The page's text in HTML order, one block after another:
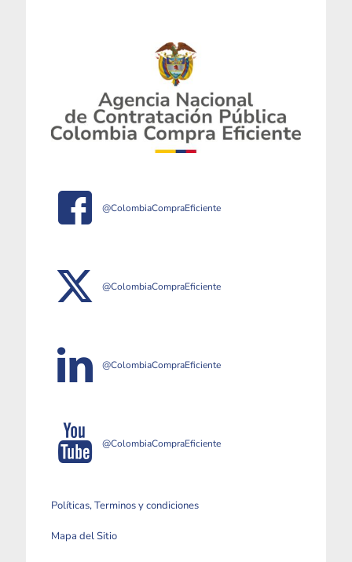
@ColombiaCompraEficiente
@ColombiaCompraEficiente
@ColombiaCompraEficiente
@ColombiaCompraEficiente
Políticas, Terminos y condiciones
Mapa del Sitio